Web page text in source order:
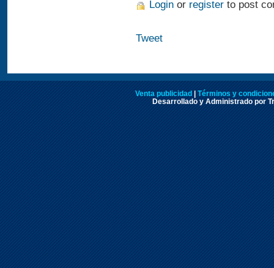
Login or register to post
Tweet
Venta publicidad | Términos y
Desarrollado y Administrado por